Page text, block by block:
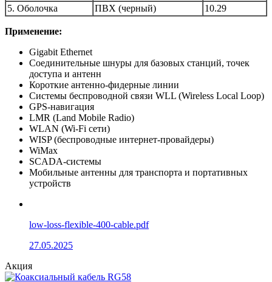
5. Оболочка
ПВХ (черный) 10.29
Применение:
Gigabit Ethernet
Соединительные шнуры для базовых станций, точек
доступа и антенн
Короткие антенно-фидерные линии
Системы беспроводной связи WLL (Wireless Local Loop)
GPS-навигация
LMR (Land Mobile Radio)
WLAN (Wi-Fi сети)
WISP (беспроводные интернет-провайдеры)
WiMax
SCADA-системы
Мобильные антенны для транспорта и портативных
устройств
low-loss-flexible-400-cable.pdf
27.05.2025
Акция